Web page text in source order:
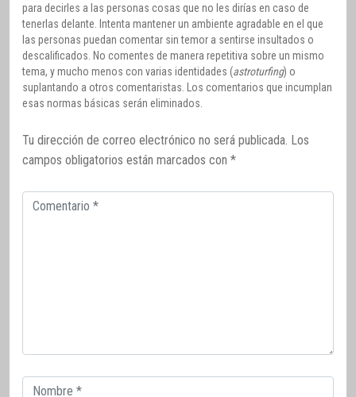
para decirles a las personas cosas que no les dirías en caso de
tenerlas delante. Intenta mantener un ambiente agradable en el que
las personas puedan comentar sin temor a sentirse insultados o
descalificados. No comentes de manera repetitiva sobre un mismo
tema, y mucho menos con varias identidades (astroturfing) o
suplantando a otros comentaristas. Los comentarios que incumplan
esas normas básicas serán eliminados.
Tu dirección de correo electrónico no será publicada. Los
campos obligatorios están marcados con *
Comentario
Correo